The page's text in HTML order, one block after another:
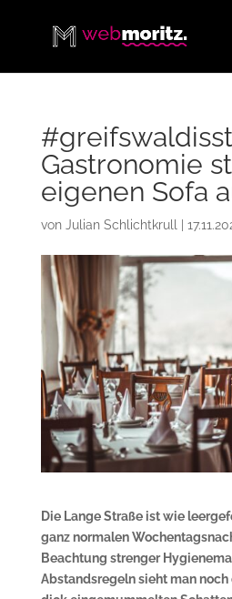
Gastronomie
eigenen Sofa
von Julian Schlichtkrull
Die Lange Straße ist wie
ganz normalen
Beachtung strenger
Abstandsregeln sieht man noch